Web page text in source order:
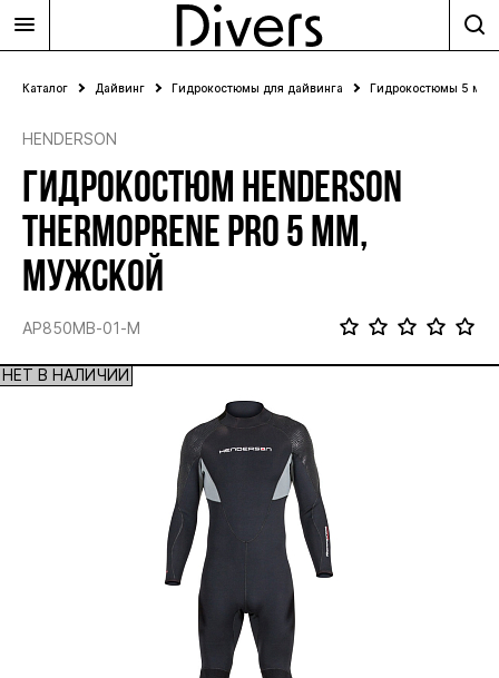
Каталог Дайвинг Гидрокостюмы для дайвинга Гидрокостюмы 5 мм
HENDERSON
ГИДРОКОСТЮМ HENDERSON
THERMOPRENE PRO 5 ММ,
МУЖСКОЙ
AP850MB-01-M
НЕТ В НАЛИЧИИ